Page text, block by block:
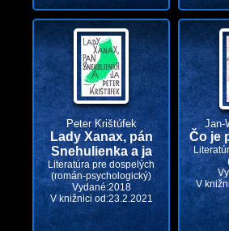
Peter Krištúfek
Lady Xanax, pán
Snehulienka a ja
Literatúra pre dospelých
(román-psychologický)
Vydané:2018
V knižnici od:23.2.2021
Jan-
Čo je
V